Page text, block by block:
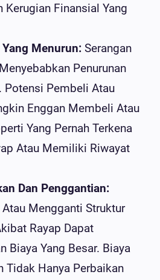
Kerugian Finansial Yang
Menurun: Serangan
Penurunan
Potensi Pembeli Atau
Enggan Membeli Atau
Yang Pernah Terkena
Atau Memiliki Riwayat
Dan Penggantian:
Mengganti Struktur
Rayap Dapat
Biaya Yang Besar. Biaya
Tidak Hanya Perbaikan